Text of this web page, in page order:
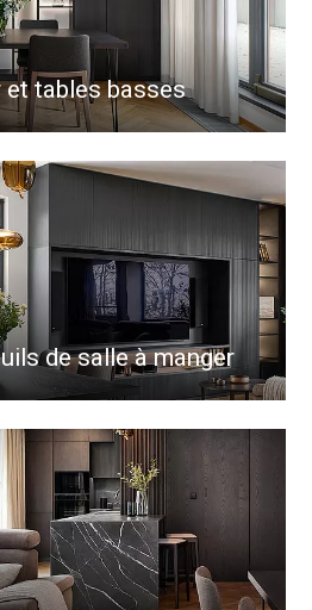
et tables basses
de salle à manger